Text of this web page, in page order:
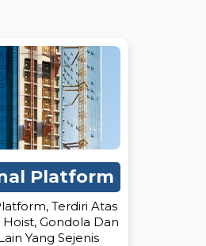
Dongkrak
Dongkrak Post
Truck/car Lift,
Platform
Terdiri Atas
Gondola Dan
Yang Sejenis